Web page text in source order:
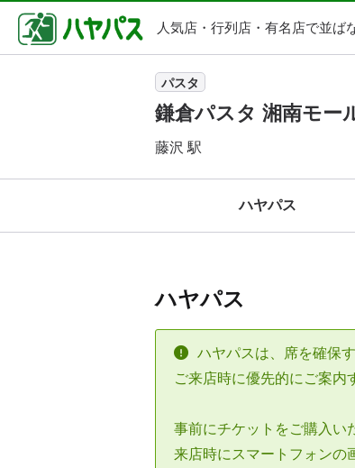
人気店・行列店・ 有名店で並ば
パスタ
鎌倉パスタ 湘南モー
藤沢 駅
ハヤパス
ハヤパス
ハヤパスは、席を確保
ご来店時に優先的にご案内
事前にチケットをご購入い
来店時にスマートフォンの